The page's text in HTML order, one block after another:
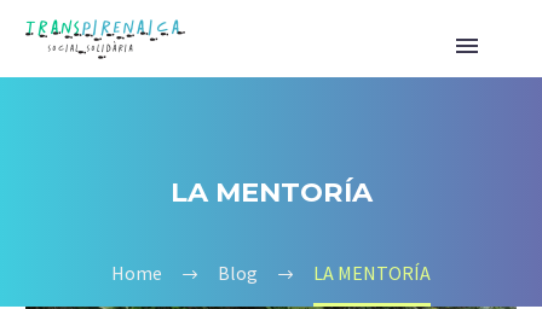
LA MENTORÍA
Home Blog LA MENTORÍA